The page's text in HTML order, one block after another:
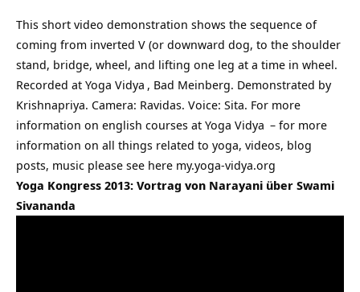
This short video demonstration shows the sequence of
coming from inverted V (or downward dog, to the shoulder
stand, bridge, wheel, and lifting one leg at a time in wheel.
Recorded at Yoga Vidya , Bad Meinberg. Demonstrated by
Krishnapriya. Camera: Ravidas. Voice: Sita. For more
information on english courses at Yoga Vidya – for more
information on all things related to yoga, videos, blog
posts, music please see here my.yoga-vidya.org
Yoga Kongress 2013: Vortrag von Narayani über Swami
Sivananda